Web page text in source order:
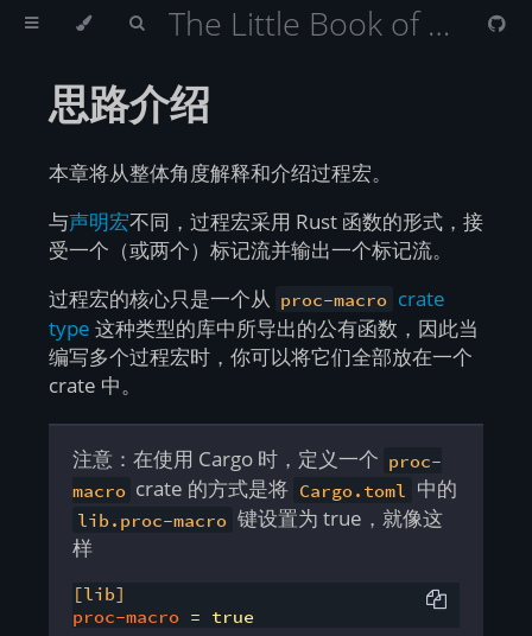
The Little Book of Rust Macros （Rust 宏小册）
思路介绍
本章将从整体角度解释和介绍过程宏。
与声明宏不同，过程宏采用 Rust 函数的形式，接
受一个（或两个）标记流并输出一个标记流。
过程宏的核心只是一个从 proc-macro crate
type 这种类型的库中所导出的公有函数，因此当
编写多个过程宏时，你可以将它们全部放在一个
crate 中。
注意：在使用 Cargo 时，定义一个 proc-
macro crate 的方式是将 Cargo.toml 中的
lib.proc-macro 键设置为 true，就像这
样
[lib]
proc-macro = true